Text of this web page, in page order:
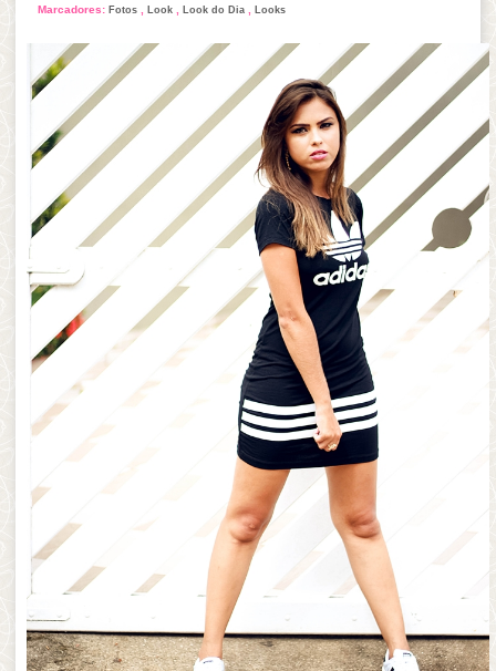
Marcadores: Fotos, Look, Look do Dia, Looks